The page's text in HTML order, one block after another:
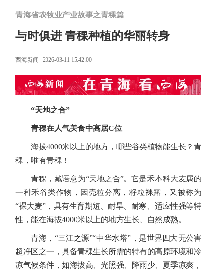
青海省农牧业产业故事之青稞篇
与时俱进 青稞种植的华丽转身
西海新闻 2026-03-11 15:42:00
“天地之合”
青稞在人气美食中高居C位
海拔4000米以上的地方，哪些谷类植物能生长？青
稞，唯有青稞！
青稞，藏语意为“天地之合”。它是禾本科大麦属的
一种禾谷类作物，因壳粒分离，籽粒裸露，又被称为
“裸大麦”，具有生育期短、耐旱、耐寒、适应性强等特
性，能在海拔4000米以上的地方生长、自然成熟。
青海，“三江之源”“中华水塔”，是世界四大无公害
超净区之一，具备青稞生长所需的特有的高原环境和冷
凉气候条件，如海拔高、光照强、降雨少、夏季凉爽，